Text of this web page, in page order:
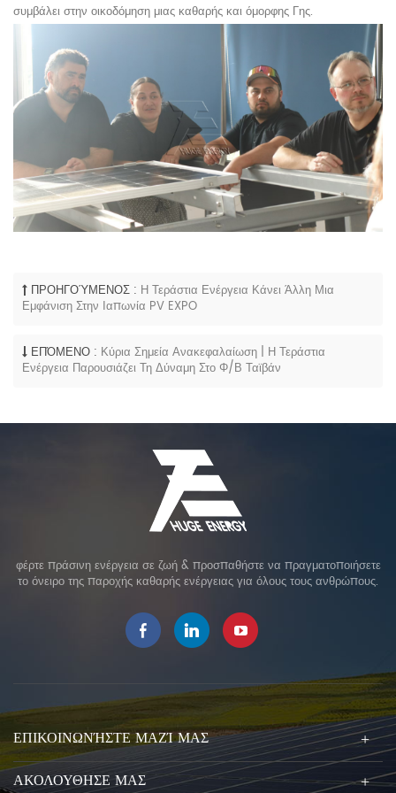
συμβάλει στην οικοδόμηση μιας καθαρής και όμορφης Γης.
ΠΡΟΗΓΟΎΜΕΝΟΣ : Η Τεράστια Ενέργεια Κάνει Άλλη Μια
Εμφάνιση Στην Ιαπωνία PV EXPO
ΕΠΌΜΕΝΟ : Κύρια Σημεία Ανακεφαλαίωση | Η Τεράστια
Ενέργεια Παρουσιάζει Τη Δύναμη Στο Φ/Β Ταϊβάν
φέρτε πράσινη ενέργεια σε ζωή & προσπαθήστε να πραγματοποιήσετε
το όνειρο της παροχής καθαρής ενέργειας για όλους τους ανθρώπους.
ΕΠΙΚΟΙΝΩΝΉΣΤΕ ΜΑΖΊ ΜΑΣ
ΑΚΟΛΟΥΘΗΣΕ ΜΑΣ